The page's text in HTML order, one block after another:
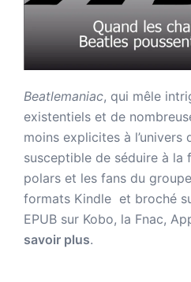
Beatlemaniac, qui mêle
existentiels et de
moins explicites à l’univers
susceptible de séduire à la
polars et les fans du
formats Kindle et broché
EPUB sur Kobo, la Fnac,
savoir plus.